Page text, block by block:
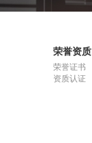
荣誉资质
荣誉证书
资质认证